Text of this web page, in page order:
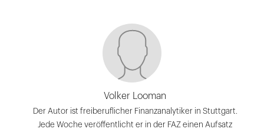
Volker Looman
Der Autor ist freiberuflicher Finanzanalytiker in Stuttgart.
Jede Woche veröffentlicht er in der FAZ einen Aufsatz